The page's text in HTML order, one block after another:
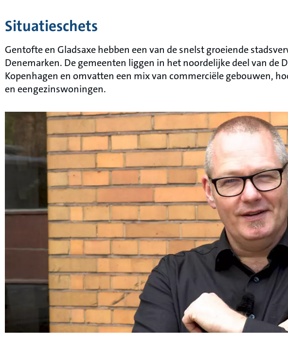
Situatieschets
Gentofte en Gladsaxe hebben een van de snelst groeiende
Denemarken. De gemeenten liggen in het noordelijke deel van de
Kopenhagen en omvatten een mix van commerciële gebouwen,
en eengezinswoningen.